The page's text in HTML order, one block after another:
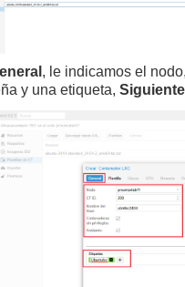
, le indicamos el
y una etiqueta,Siguiente